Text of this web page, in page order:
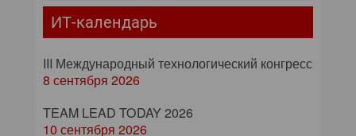
ИТ-календарь
III Международный технологический конгресс
8 сентября 2026
TEAM LEAD TODAY 2026
10 сентября 2026